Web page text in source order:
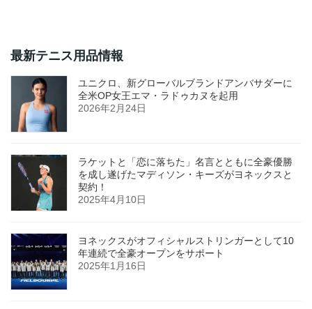
最新テニス用品情報
ユニクロ、新グローバルブランドアンバサダーに
全米OP女王エマ・ラドゥカヌを起用
2026年2月24日
ラケットと「恋に落ちた」名言とともに全豪優勝
を成し遂げたマディソン・キーズがヨネックスと
契約！
2025年4月10日
ヨネックスがオフィシャルストリンガーとして10
年連続で全豪オープンをサポート
2025年1月16日